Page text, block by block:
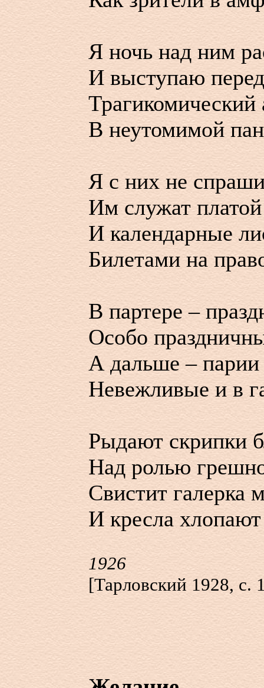
Я ночь над ним
И выступаю
Трагикомический
В неутомимой
Я с них не
Им служат
И календарные
Билетами на
В партере –
Особо
А дальше – парии
Невежливые и в
Рыдают скрипки
Над ролью
Свистит галерка
И кресла
1926
[Тарловский 1928, с.